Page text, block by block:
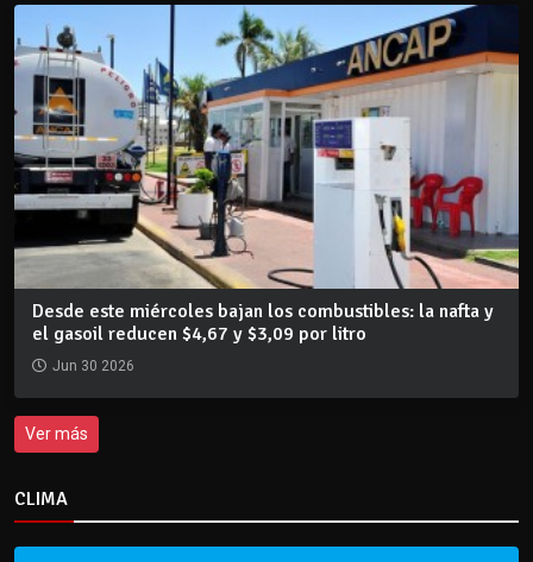
Desde este miércoles bajan los combustibles: la nafta y
el gasoil reducen $4,67 y $3,09 por litro
Jun 30 2026
Ver más
CLIMA